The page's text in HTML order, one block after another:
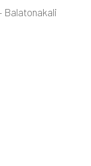
Balatonakali